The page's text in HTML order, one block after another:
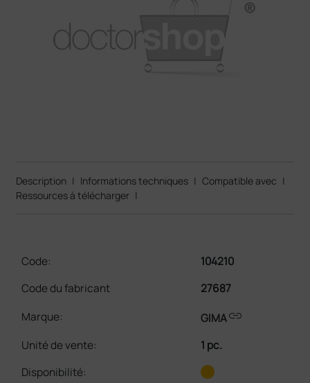
Description | Informations techniques | Compatible avec |
Ressources à télécharger |
Code:
104210
Code du fabricant
27687
Marque:
GIMAlink
Unité de vente:
1 pc.
Disponibilité: